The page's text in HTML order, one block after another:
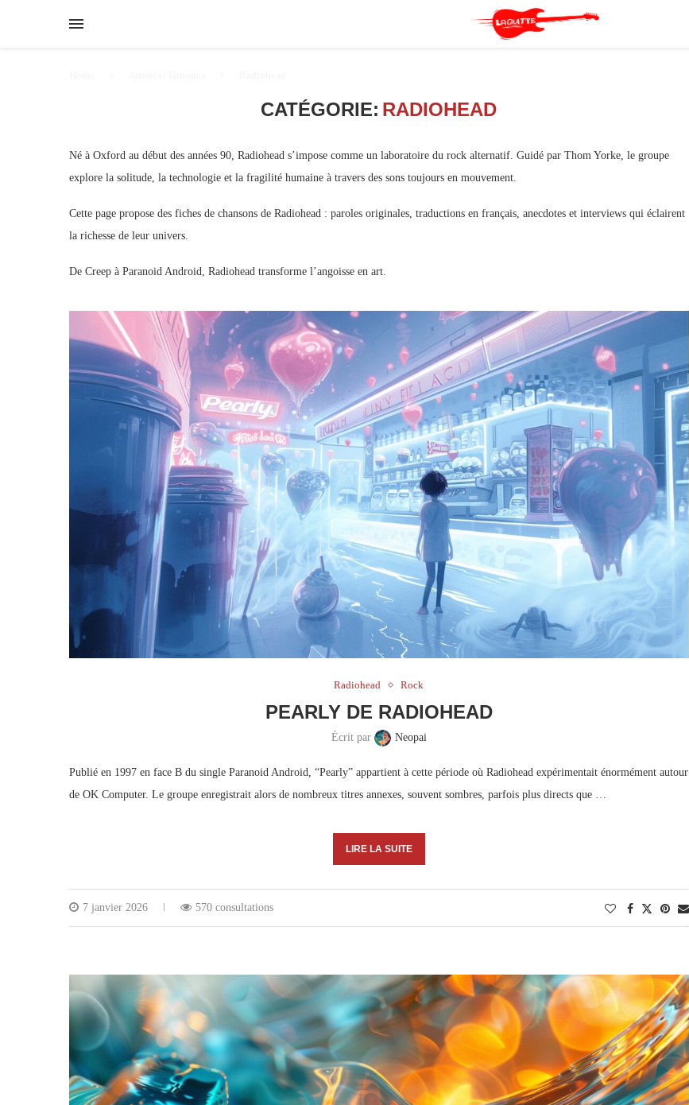
CATÉGORIE: RADIOHEAD
Né à Oxford au début des années 90, Radiohead s’impose comme un laboratoire du rock alternatif. Guidé par Thom Yorke, le groupe
explore la solitude, la technologie et la fragilité humaine à travers des sons toujours en mouvement.
Cette page propose des fiches de chansons de Radiohead : paroles originales, traductions en français, anecdotes et interviews qui éclairent
la richesse de leur univers.
De Creep à Paranoid Android, Radiohead transforme l’angoisse en art.
Radiohead Rock
PEARLY DE RADIOHEAD
Écrit par Neopai
Publié en 1997 en face B du single Paranoid Android, “Pearly” appartient à cette période où Radiohead expérimentait énormément autour
de OK Computer. Le groupe enregistrait alors de nombreux titres annexes, souvent sombres, parfois plus directs que …
LIRE LA SUITE
7 janvier 2026 570 consultations